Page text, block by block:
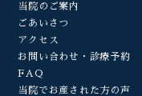
当院のご案内
ごあいさつ
アクセス
お問い合わせ・診療予約
FAQ
当院でお産された方の声